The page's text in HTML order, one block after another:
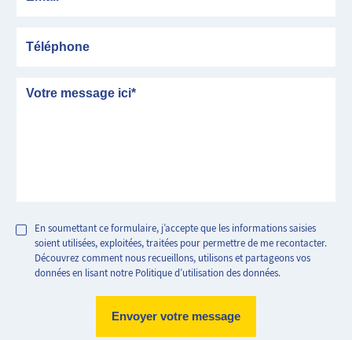
Message
En soumettant ce formulaire, j’accepte que les informations saisies
soient utilisées, exploitées, traitées pour permettre de me recontacter.
Découvrez comment nous recueillons, utilisons et partageons vos
données en lisant notre Politique d’utilisation des données.